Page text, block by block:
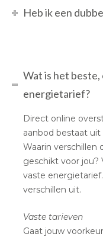
Heb ik een
Wat is het
energietarief?
Direct online
aanbod bestaat
Waarin verschillen
geschikt voor
vaste
verschillen uit.
Vaste tarieven
Gaat jouw